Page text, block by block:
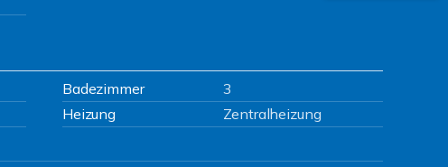
Badezimmer
3
Heizung
Zentralheizung